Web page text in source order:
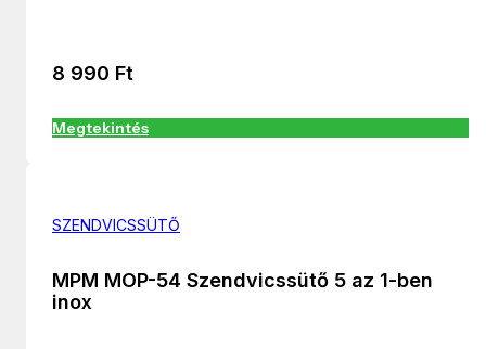
8 990 Ft
Megtekintés
SZENDVICSSÜTŐ
MPM MOP-54 Szendvicssütő 5 az 1-ben
inox